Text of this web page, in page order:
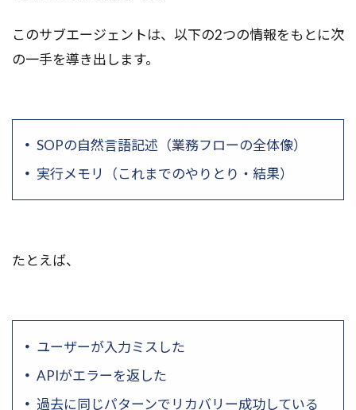
このサブエージェントは、以下の2つの情報をもとに次
の一手を導き出します。
SOPの自然言語記述（業務フローの全体像）
実行メモリ（これまでのやりとり・結果）
たとえば、
ユーザーが入力ミスした
APIがエラーを返した
過去に同じパターンでリカバリー成功している